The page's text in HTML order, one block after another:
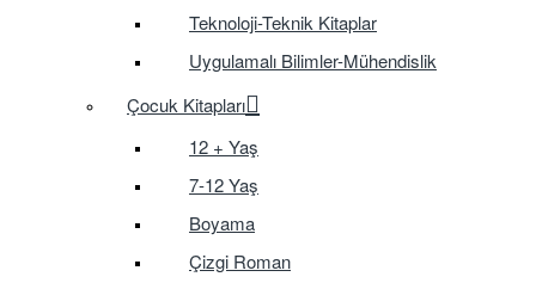
Teknoloji-Teknik Kitaplar
Uygulamalı Bilimler-Mühendislik
Çocuk Kitapları
12 + Yaş
7-12 Yaş
Boyama
Çizgi Roman